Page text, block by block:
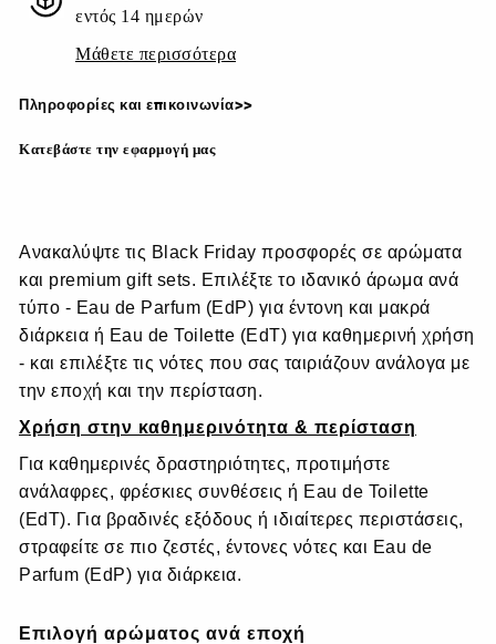
εντός 14 ημερών
Μάθετε περισσότερα
Πληροφορίες και επικοινωνία>>
Κατεβάστε την εφαρμογή μας
Ανακαλύψτε τις Black Friday προσφορές σε αρώματα
και premium gift sets. Επιλέξτε το ιδανικό άρωμα ανά
τύπο - Eau de Parfum (EdP) για έντονη και μακρά
διάρκεια ή Eau de Toilette (EdT) για καθημερινή χρήση
- και επιλέξτε τις νότες που σας ταιριάζουν ανάλογα με
την εποχή και την περίσταση.
Χρήση στην καθημερινότητα & περίσταση
Για καθημερινές δραστηριότητες, προτιμήστε
ανάλαφρες, φρέσκιες συνθέσεις ή Eau de Toilette
(EdT). Για βραδινές εξόδους ή ιδιαίτερες περιστάσεις,
στραφείτε σε πιο ζεστές, έντονες νότες και Eau de
Parfum (EdP) για διάρκεια.
Επιλογή αρώματος ανά εποχή